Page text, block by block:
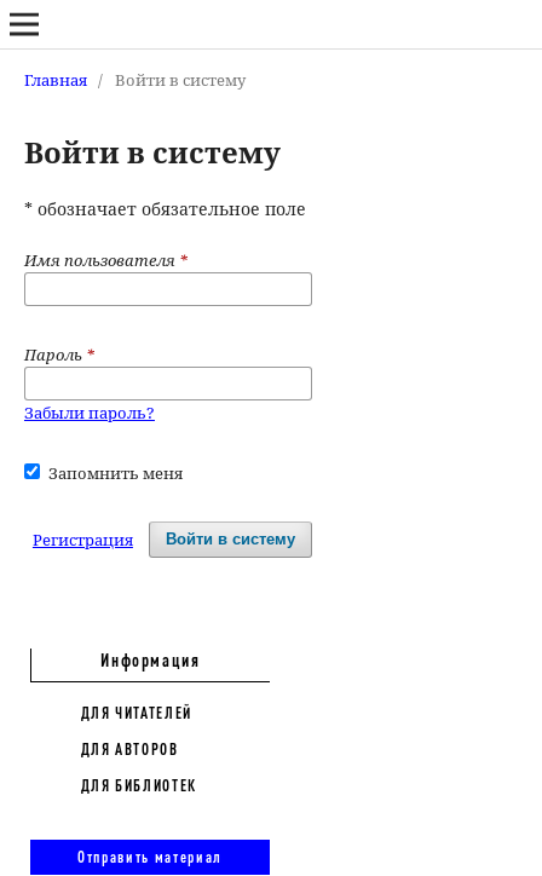
Главная / Войти в систему
Войти в систему
* обозначает обязательное поле
Имя пользователя *
Пароль *
Забыли пароль?
Запомнить меня
Войти в систему
Регистрация
Информация
ДЛЯ ЧИТАТЕЛЕЙ
ДЛЯ АВТОРОВ
ДЛЯ БИБЛИОТЕК
Отправить материал